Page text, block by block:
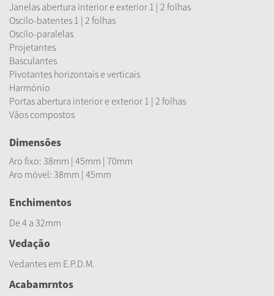
Janelas abertura interior e exterior 1 | 2 folhas
Oscilo-batentes 1 | 2 folhas
Oscilo-paralelas
Projetantes
Basculantes
Pivotantes horizontais e verticais
Harmónio
Portas abertura interior e exterior 1 | 2 folhas
Vãos compostos
Dimensões
Aro fixo: 38mm | 45mm | 70mm
Aro móvel: 38mm | 45mm
Enchimentos
De 4 a 32mm
Vedação
Vedantes em E.P.D.M.
Acabamrntos